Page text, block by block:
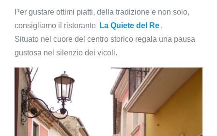
Per gustare ottimi piatti, della tradizione e non solo,
consigliamo il ristorante
La Quiete del Re .
Situato nel cuore del centro storico regala una pausa
gustosa nel silenzio dei vicoli.